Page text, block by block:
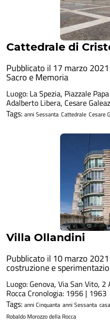
Cattedrale di
Pubblicato il 17 marzo
Sacro e Memoria
Luogo: La Spezia, Piazzale
Adalberto Libera, Cesare
Tags: anni Sessanta Cattedrale Cesare
Villa Ollandini
Pubblicato il 10 marzo
costruzione e
Luogo: Genova, Via San Vito,
Rocca Cronologia: 1956 | 1963
Tags: anni Cinquanta anni Sessanta
Robaldo Morozzo della Rocca